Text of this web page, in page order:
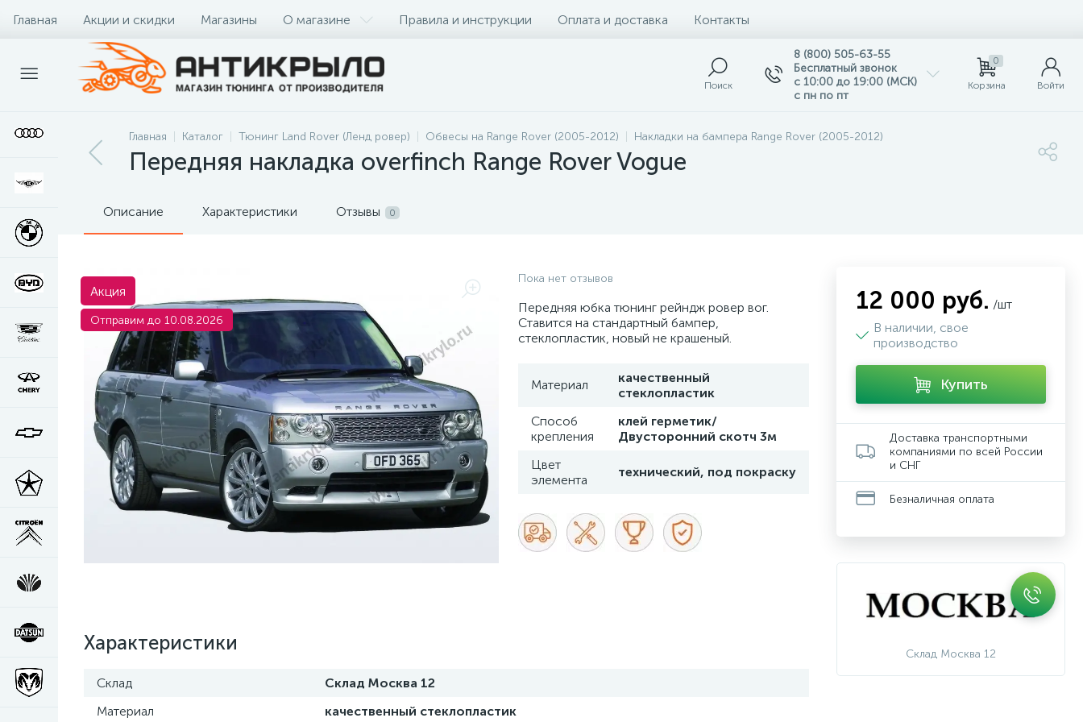
Главная Акции и скидки Магазины О магазине Правила и инструкции Оплата и доставка Контакты
Поиск
8 (800) 505-63-55
Бесплатный звонок
с 10:00 до 19:00 (МСК)
с пн по пт
0
Корзина Войти
Главная Каталог Тюнинг Land Rover (Ленд ровер) Обвесы на Range Rover (2005-2012) Накладки на бампера Range Rover (2005-2012)
Передняя накладка overfinch Range Rover Vogue
Описание Характеристики Отзывы 0
Акция
Отправим до 10.08.2026
Пока нет отзывов
Передняя юбка тюнинг рейндж ровер вог.
Ставится на стандартный бампер,
стеклопластик, новый не крашеный.
Материал
качественный
стеклопластик
Способ
крепления
клей герметик/
Двусторонний скотч 3м
Цвет
элемента
технический, под покраску
Характеристики
Склад
Склад Москва 12
Материал
качественный стеклопластик
12 000 руб. /шт
В наличии, свое
производство
Купить
Доставка транспортными
компаниями по всей России
и СНГ
Безналичная оплата
Склад Москва 12